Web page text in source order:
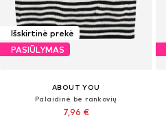
Išskirtinė prekė
PASIŪLYMAS
ABOUT YOU
Palaidinė be rankovių
7,96 €